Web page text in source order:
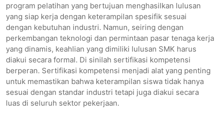
program pelatihan yang bertujuan menghasilkan lulusan
yang siap kerja dengan keterampilan spesifik sesuai
dengan kebutuhan industri. Namun, seiring dengan
perkembangan teknologi dan permintaan pasar tenaga kerja
yang dinamis, keahlian yang dimiliki lulusan SMK harus
diakui secara formal. Di sinilah sertifikasi kompetensi
berperan. Sertifikasi kompetensi menjadi alat yang penting
untuk memastikan bahwa keterampilan siswa tidak hanya
sesuai dengan standar industri tetapi juga diakui secara
luas di seluruh sektor pekerjaan.